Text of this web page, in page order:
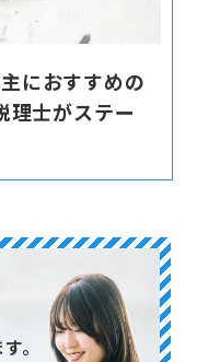
におすすめの
理士がステー
。